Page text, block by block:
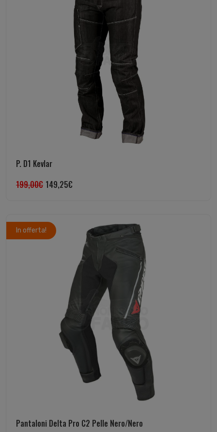
P. D1 Kevlar
199,00€ 149,25€
In offerta!
Pantaloni Delta Pro C2 Pelle Nero/Nero